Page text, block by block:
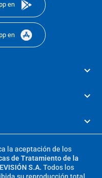
en
en
la aceptación de los
de Tratamiento de la
S.A. Todos los